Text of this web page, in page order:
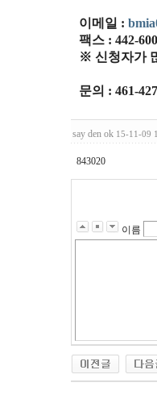
이메일 :
팩스 : 442-
※ 신청자가
문의 : 461-
say den ok 15-11-09
843020
이름